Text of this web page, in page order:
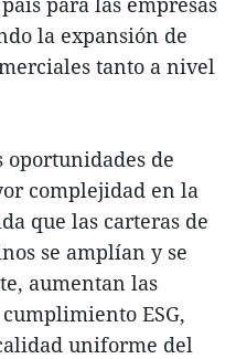
la expansión de
tanto a nivel
oportunidades de
complejidad en la
que las carteras de
se amplían y se
aumentan las
ESG,
uniforme del